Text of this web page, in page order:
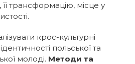
її трансформацію, місце у
крос-культурні
польської та
молоді. Методи та